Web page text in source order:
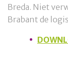
Breda. Niet
Brabant de